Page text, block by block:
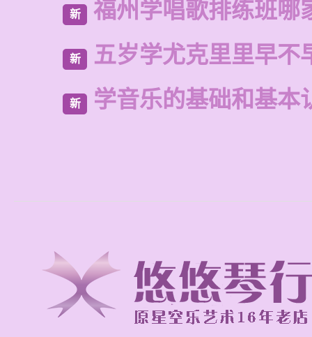
新 福州学唱歌排练班哪
新 五岁学尤克里里早不
新 学音乐的基础和基本